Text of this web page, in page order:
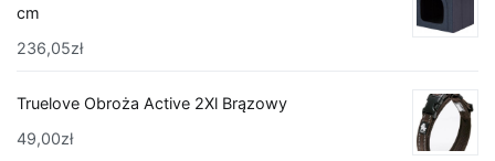
cm
236,05zł
Truelove Obroża Active 2Xl Brązowy
49,00zł